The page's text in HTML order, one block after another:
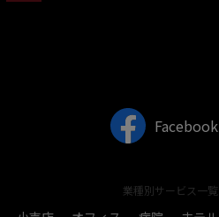
Facebook
業種別サービス一覧